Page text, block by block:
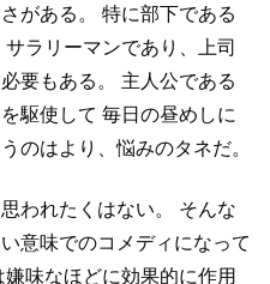
がある。
特に部下である
サラリーマンであり、上司
要もある。
主人公である
駆使して 毎日の昼めしに
のはより、悩みのタネだ。
われたくはない。
そんな
意味でのコメディになって
味なほどに効果的に作用